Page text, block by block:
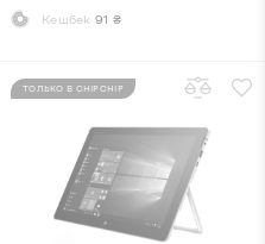
Кешбек 91 ₴
ТОЛЬКО В CHIPCHIP